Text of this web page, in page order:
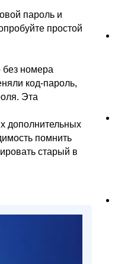
пароль и
простой
без номера
код-пароль,
Эта
дополнительных
помнить
старый в